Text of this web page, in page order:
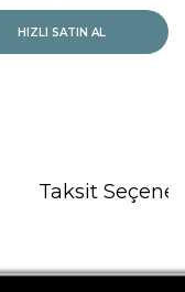
HIZLI SATIN AL
Taksit